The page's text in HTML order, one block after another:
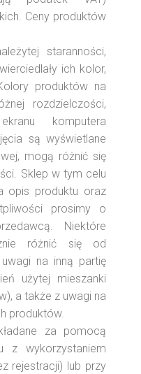
Ceny produktów
staranności,
ich kolor,
produktów na
rozdzielczości,
komputera
są wyświetlane
mogą różnić się
Sklep w tym celu
opis produktu oraz
prosimy o
Niektóre
różnić się od
na inną partię
użytej mieszanki
a także z uwagi na
produktów.
za pomocą
z wykorzystaniem
rejestracji) lub przy